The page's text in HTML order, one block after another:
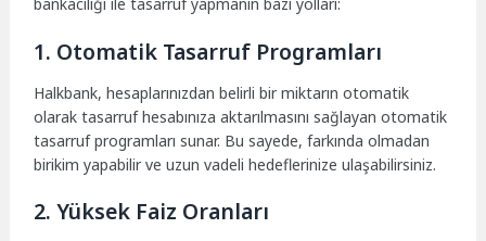
1. Otomatik Tasarruf Programları
Halkbank, hesaplarınızdan belirli bir miktarın otomatik
olarak tasarruf hesabınıza aktarılmasını sağlayan otomatik
tasarruf programları sunar. Bu sayede, farkında olmadan
birikim yapabilir ve uzun vadeli hedeflerinize ulaşabilirsiniz.
2. Yüksek Faiz Oranları